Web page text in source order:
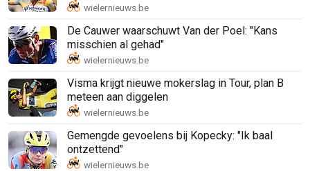
De Cauwer waarschuwt Van der Poel: "Kans
misschien al gehad"
Visma krijgt nieuwe mokerslag in Tour, plan B
meteen aan diggelen
Gemengde gevoelens bij Kopecky: "Ik baal
ontzettend"